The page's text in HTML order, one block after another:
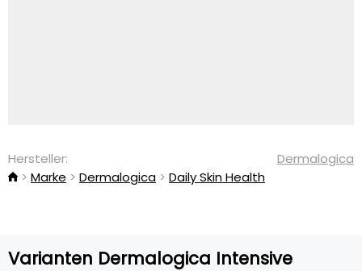
Hersteller:
Dermalogica
Marke
Dermalogica Daily Skin Health
Varianten Dermalogica Intensive